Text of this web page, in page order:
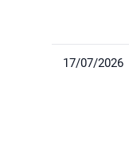
17/07/2026